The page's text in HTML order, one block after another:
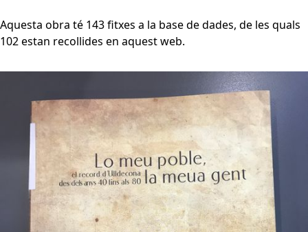
Aquesta obra té 143 fitxes a la base de dades, de les quals
102 estan recollides en aquest web.